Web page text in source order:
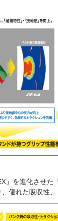
を進化させた
優れた吸収性、